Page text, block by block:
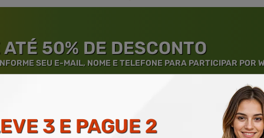
50% DE DESCONTO
SEU E-MAIL, NOME E TELEFONE PARA PARTICIPAR POR
3 E PAGUE 2